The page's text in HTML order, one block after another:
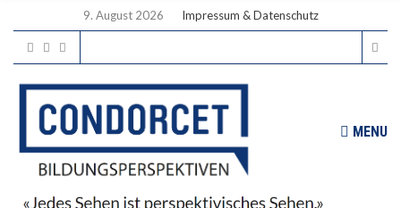
9. August 2026 Impressum & Datenschutz
MENU